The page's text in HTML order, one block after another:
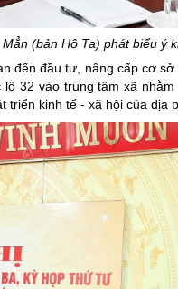
(bản Hô Ta) phát biểu ý
đến đầu tư, nâng cấp cơ
32 vào trung tâm xã
triển kinh tế - xã hội của địa